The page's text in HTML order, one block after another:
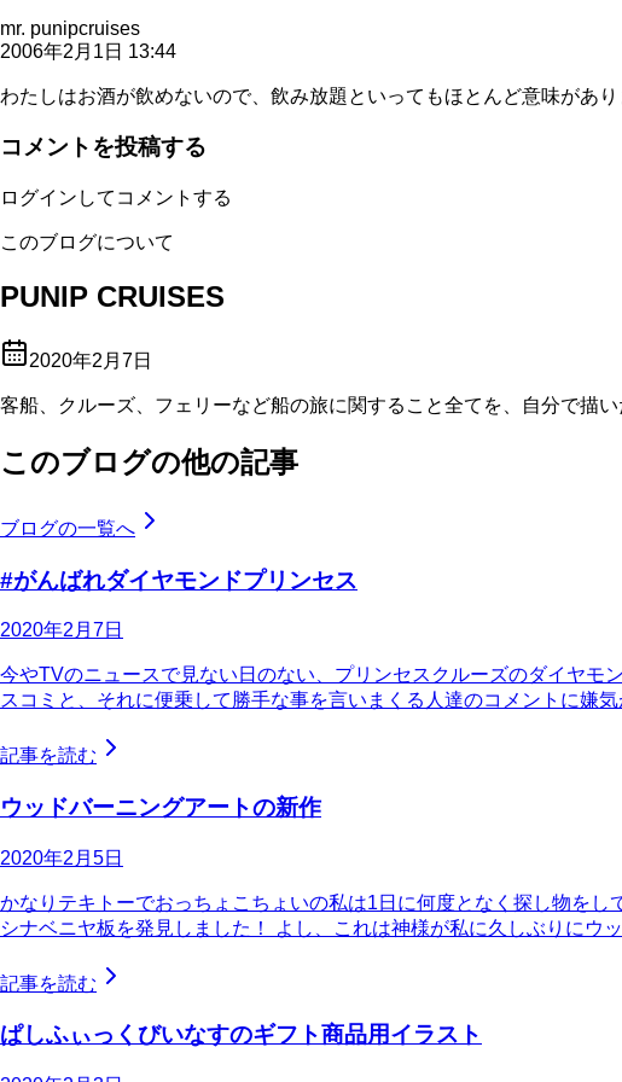
mr. punipcruises
2006年2月1日 13:44
わたしはお酒が飲めないので、飲み放題といってもほとんど意味があ
コメントを投稿する
ログインしてコメントする
このブログについて
PUNIP CRUISES
2020年2月7日
客船、クルーズ、フェリーなど船の旅に関すること全てを、自分で描
このブログの他の記事
ブログの一覧へ
#がんばれダイヤモンドプリンセス
2020年2月7日
今やTVのニュースで見ない日のない、プリンセスクルーズのダイヤ
スコミと、それに便乗して勝手な事を言いまくる人達のコメントに嫌
記事を読む
ウッドバーニングアートの新作
2020年2月5日
かなりテキトーでおっちょこちょいの私は1日に何度となく探し物を
シナベニヤ板を発見しました！ よし、これは神様が私に久しぶりに
記事を読む
ぱしふぃっくびいなすのギフト商品用イラスト